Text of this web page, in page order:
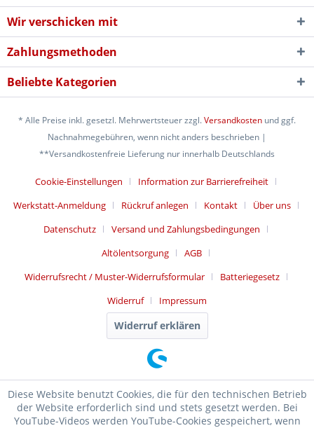
Wir verschicken mit
Zahlungsmethoden
Beliebte Kategorien
* Alle Preise inkl. gesetzl. Mehrwertsteuer zzgl.Versandkosten und ggf.
Nachnahmegebühren, wenn nicht anders beschrieben |
**Versandkostenfreie Lieferung nur innerhalb Deutschlands
Cookie-Einstellungen
Information zur Barrierefreiheit
Werkstatt-Anmeldung
Rückruf anlegen Kontakt
Über uns
Datenschutz
Versand und Zahlungsbedingungen
Altölentsorgung
AGB
Widerrufsrecht / Muster-Widerrufsformular
Batteriegesetz
Widerruf
Impressum
Widerruf erklären
Diese Website benutzt Cookies, die für den technischen Betrieb
der Website erforderlich sind und stets gesetzt werden. Bei
YouTube-Videos werden YouTube-Cookies gespeichert, wenn